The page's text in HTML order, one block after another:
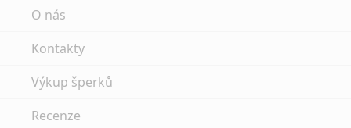
O nás
Kontakty
Výkup šperků
Recenze